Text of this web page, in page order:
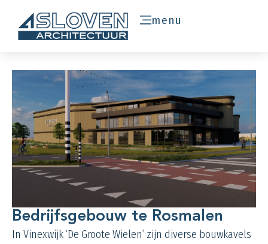
menu
Bedrijfsgebouw te Rosmalen
In Vinexwijk ‘De Groote Wielen’ zijn diverse bouwkavels